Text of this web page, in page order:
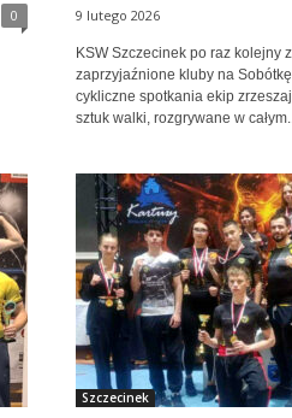
0 9 lutego 2026
KSW Szczecinek po raz kolejny
zaprzyjaźnione kluby na
cykliczne spotkania ekip
sztuk walki, rozgrywane w
Szczecinek